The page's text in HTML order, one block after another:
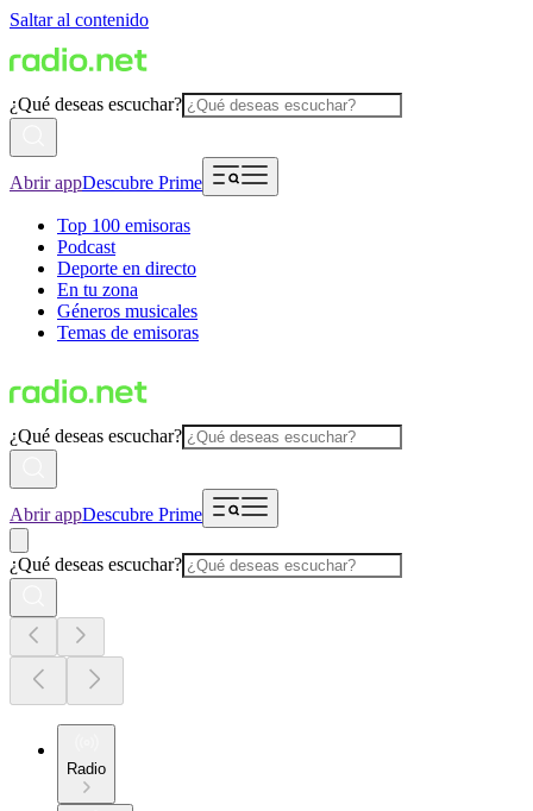
Saltar al contenido
¿Qué deseas escuchar?
Abrir appDescubre Prime
Top 100 emisoras
Podcast
Deporte en directo
En tu zona
Géneros musicales
Temas de emisoras
¿Qué deseas escuchar?
Abrir appDescubre Prime
¿Qué deseas escuchar?
Radio